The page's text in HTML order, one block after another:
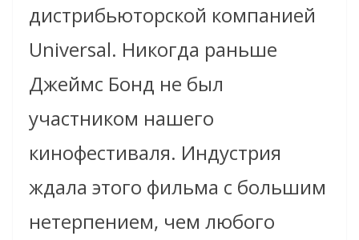
дистрибьюторской компанией
Universal. Никогда раньше
Джеймс Бонд не был
участником нашего
кинофестиваля. Индустрия
ждала этого фильма с большим
нетерпением, чем любого